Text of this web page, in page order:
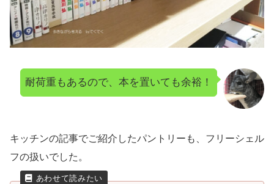
耐荷重もあるので、本を置いても余裕！
キッチンの記事でご紹介したパントリーも、フリーシェル
フの扱いでした。